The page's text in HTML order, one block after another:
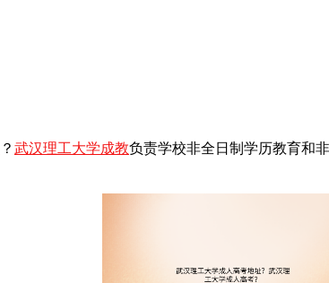
？ 武汉理工大学成教负责学校非全日制学历教育和